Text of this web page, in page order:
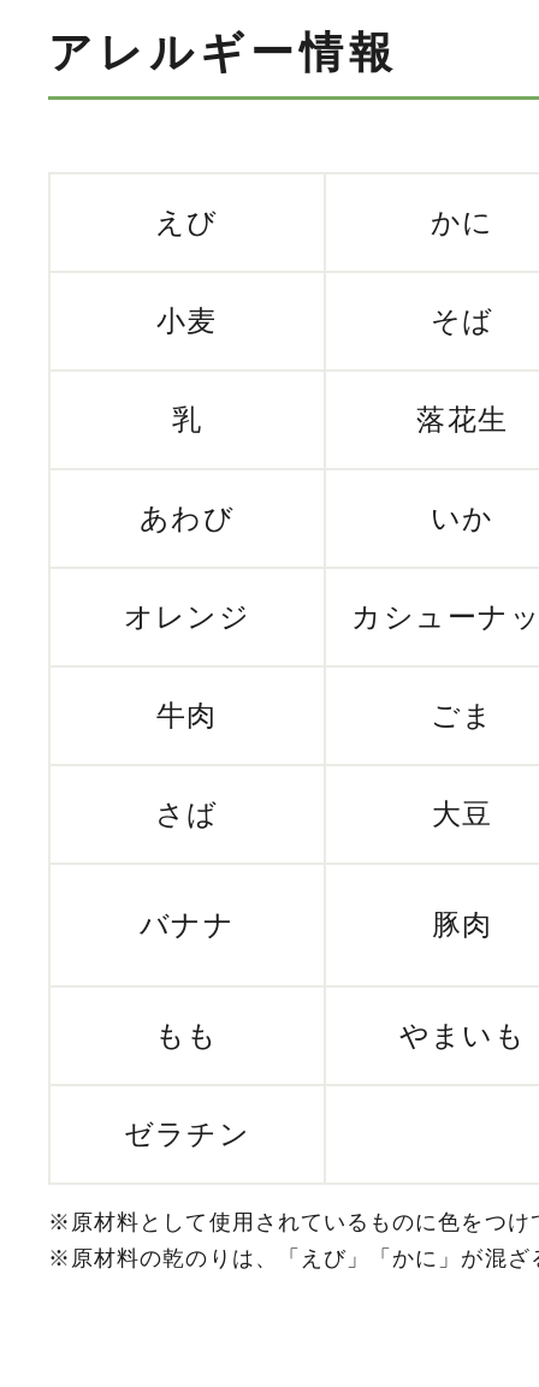
アレルギー情報
えび かに
小麦 そば
乳 落花生
あわび いか
オレンジ カシューナ
牛肉 ごま
さば 大豆
バナナ 豚肉
もも やまいも
ゼラチン
※原材料として使用されているものに色をつけ
※原材料の乾のりは、「えび」「かに」が混ざ